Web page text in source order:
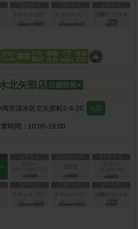
北矢部店
岡市清水区北矢部町2-8-25 地図
時間： 10:00-19:00